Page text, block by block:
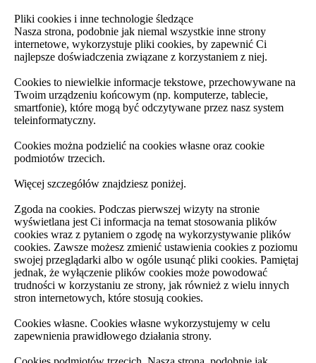
Pliki cookies i inne technologie śledzące
Nasza strona, podobnie jak niemal wszystkie inne strony
internetowe, wykorzystuje pliki cookies, by zapewnić Ci
najlepsze doświadczenia związane z korzystaniem z niej.
Cookies to niewielkie informacje tekstowe, przechowywane na
Twoim urządzeniu końcowym (np. komputerze, tablecie,
smartfonie), które mogą być odczytywane przez nasz system
teleinformatyczny.
Cookies można podzielić na cookies własne oraz cookie
podmiotów trzecich.
Więcej szczegółów znajdziesz poniżej.
Zgoda na cookies. Podczas pierwszej wizyty na stronie
wyświetlana jest Ci informacja na temat stosowania plików
cookies wraz z pytaniem o zgodę na wykorzystywanie plików
cookies. Zawsze możesz zmienić ustawienia cookies z poziomu
swojej przeglądarki albo w ogóle usunąć pliki cookies. Pamiętaj
jednak, że wyłączenie plików cookies może powodować
trudności w korzystaniu ze strony, jak również z wielu innych
stron internetowych, które stosują cookies.
Cookies własne. Cookies własne wykorzystujemy w celu
zapewnienia prawidłowego działania strony.